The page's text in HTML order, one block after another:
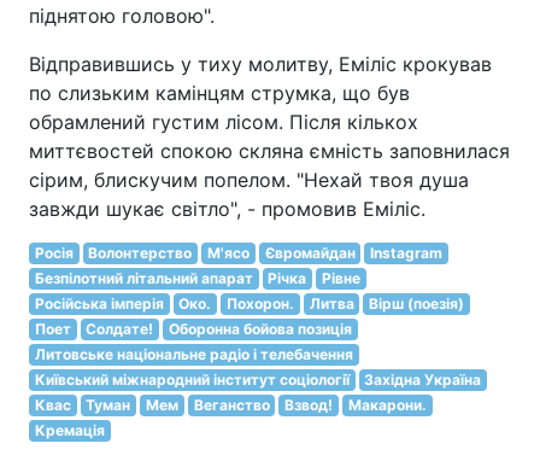
піднятою головою".
Відправившись у тиху молитву, Еміліс крокував
по слизьким камінцям струмка, що був
обрамлений густим лісом. Після кількох
миттєвостей спокою скляна ємність заповнилася
сірим, блискучим попелом. "Нехай твоя душа
завжди шукає світло", - промовив Еміліс.
Росія Волонтерство М'ясо Євромайдан
Instagram
Безпілотний літальний апарат
Річка
Рівне
Російська імперія
Око. Похорон. Литва
Вірш (поезія)
Поет
Солдате!
Оборонна бойова позиція
Литовське національне радіо і телебачення
Київський міжнародний інститут соціології
Західна Україна
Квас
Туман Мем Веганство Взвод!
Макарони.
Кремація